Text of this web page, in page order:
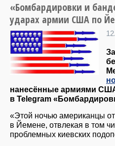
«Бомбардировки и
ударах армии США по
нанесённые армиями
в Telegram
«Этой ночью американцы
в Йемене, отвлекая в том
проблемных киевских